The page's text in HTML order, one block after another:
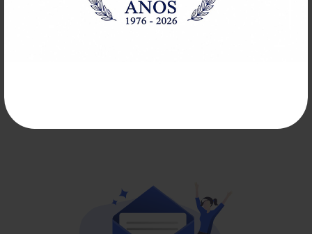
Decide el método de pago: Banco (Bandes, BBVA, eBROU,